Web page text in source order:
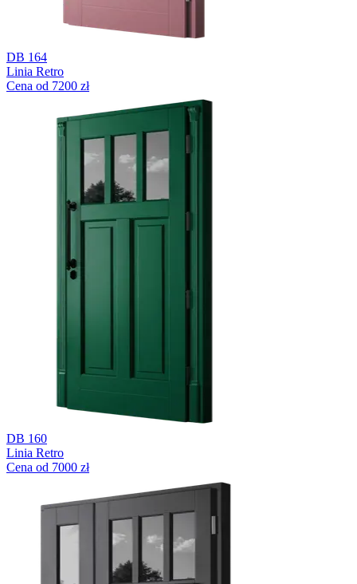
DB 164
Linia Retro
Cena od 7200 zł
DB 160
Linia Retro
Cena od 7000 zł